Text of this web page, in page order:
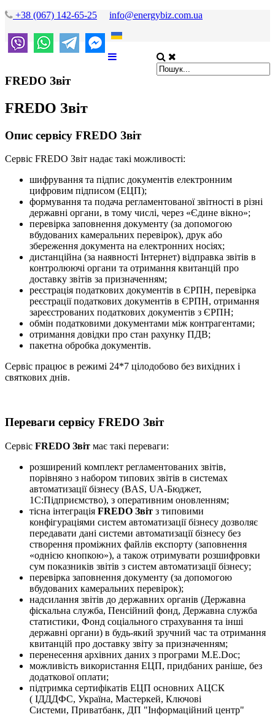
+38 (067) 142-65-25 info@energybiz.com.ua
FREDO Звіт
FREDO Звіт
Опис сервісу FREDO Звіт
Сервіс FREDO Звіт надає такі можливості:
шифрування та підпис документів електронним
цифровим підписом (ЕЦП);
формування та подача регламентованої звітності в різні
державні органи, в тому числі, через «Єдине вікно»;
перевірка заповнення документу (за допомогою
вбудованих камеральних перевірок), друк або
збереження документа на електронних носіях;
дистанційна (за наявності Інтернет) відправка звітів в
контролюючі органи та отримання квитанцій про
доставку звітів за призначенням;
реєстрація податкових документів в ЄРПН, перевірка
реєстрації податкових документів в ЄРПН, отримання
зареєстрованих податкових документів з ЄРПН;
обмін податковими документами між контрагентами;
отримання довідки про стан рахунку ПДВ;
пакетна обробка документів.
Сервіс працює в режимі 24*7 цілодобово без вихідних і
святкових днів.
Переваги сервісу FREDO Звіт
Сервіс FREDO Звіт має такі переваги:
розширений комплект регламентованих звітів,
порівняно з набором типових звітів в системах
автоматизації бізнесу (BAS, UA-Бюджет,
1С:Підприємство), з оперативним оновленням;
тісна інтеграція FREDO Звіт з типовими
конфігураціями систем автоматизації бізнесу дозволяє
передавати дані системи автоматизації бізнесу без
створення проміжних файлів експорту (заповнення
«однією кнопкою»), а також отримувати розшифровки
сум показників звітів з систем автоматизації бізнесу;
перевірка заповнення документу (за допомогою
вбудованих камеральних перевірок);
надсилання звітів до державних органів (Державна
фіскальна служба, Пенсійний фонд, Державна служба
статистики, Фонд соціального страхування та інші
державні органи) в будь-який зручний час та отримання
квитанцій про доставку звіту за призначенням;
перенесення архівних даних з програми М.Е.Doc;
можливість використання ЕЦП, придбаних раніше, без
додаткової оплати;
підтримка сертифікатів ЕЦП основних АЦСК
( ІДДДФС, Україна, Мастеркей, Ключові
Системи, Приватбанк, ДП "Інформаційний центр"